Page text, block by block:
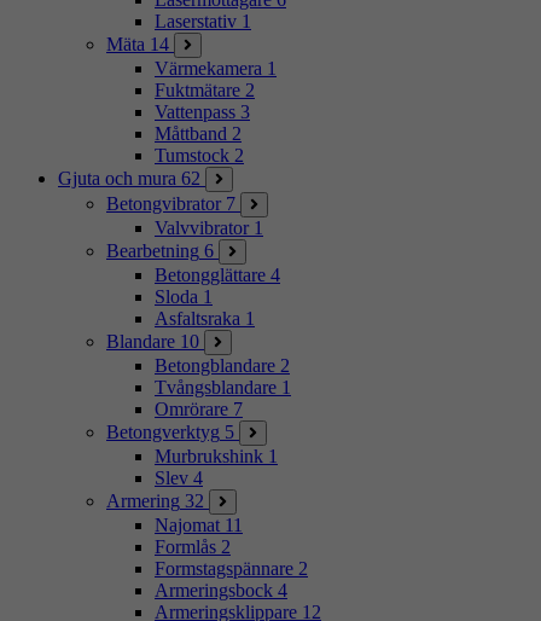
Laserstativ 1
Mäta 14
Värmekamera 1
Fuktmätare 2
Vattenpass 3
Måttband 2
Tumstock 2
Gjuta och mura 62
Betongvibrator 7
Valvvibrator 1
Bearbetning 6
Betongglättare 4
Sloda 1
Asfaltsraka 1
Blandare 10
Betongblandare 2
Tvångsblandare 1
Omrörare 7
Betongverktyg 5
Murbrukshink 1
Slev 4
Armering 32
Najomat 11
Formlås 2
Formstagspännare 2
Armeringsbock 4
Armeringsklippare 12